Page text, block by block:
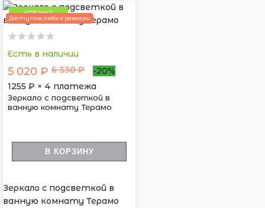
НОВИНКА
Доступны любые размеры
Есть в наличии
5 020 ₽ 6 330 ₽
-20%
1255 ₽ × 4 платежа
Зеркало с подсветкой в
ванную комнату Терамо
В КОРЗИНУ
Зеркало с подсветкой в
ванную комнату Терамо